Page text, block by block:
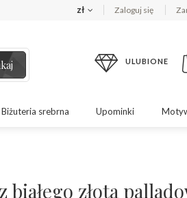
zł Zaloguj się
ULUBIONE
Biżuteria srebrna Upominki
białego złota